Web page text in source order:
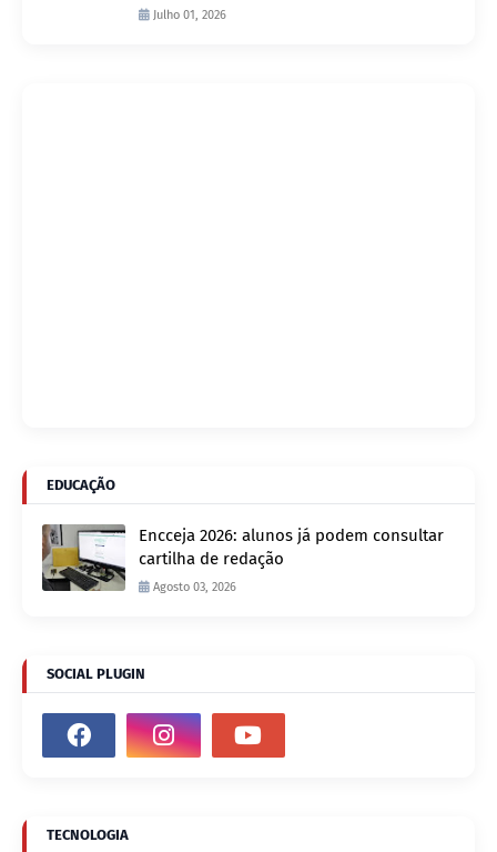
D’ArcJulho 01, 2026
EDUCAÇÃO
Encceja 2026: alunos já podem consultar
cartilha de redação
Agosto 03, 2026
SOCIAL PLUGIN
TECNOLOGIA